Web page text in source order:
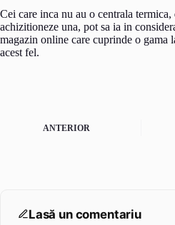
Cei care inca nu au o centrala termica,
achizitioneze una, pot sa ia in
magazin online care cuprinde o gama
acest fel.
ANTERIOR
Lasă un comentariu